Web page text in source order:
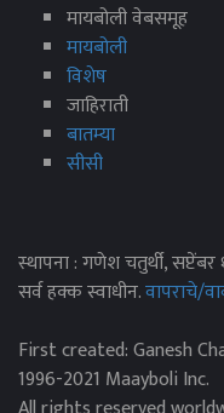
मायबोली वेबसमूह
मायबोली
विशेष
जाहिराती
बातम्या
सीसी
स्थापना : गणेश चतुर्थी, सप्टेंबर
सर्व हक्क स्वाधीन.वापराचे/
First created: Ganesh
1996-2021 Maayboli Inc.